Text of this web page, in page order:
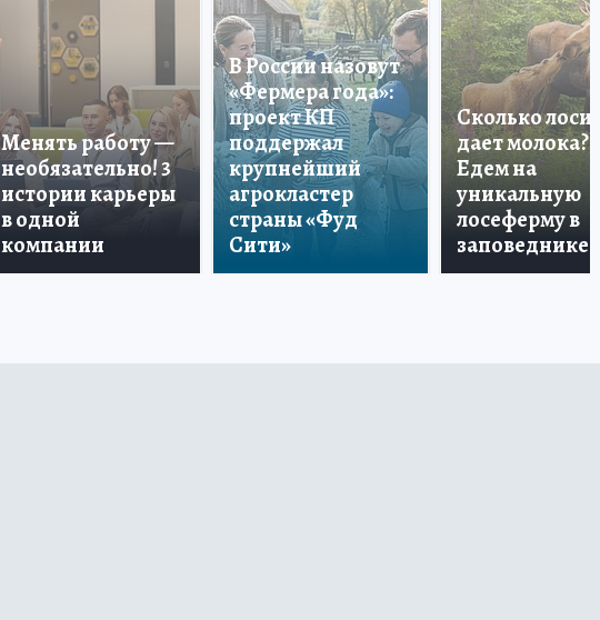
Менять работу —
необязательно! 3
истории карьеры
в одной
компании
В России назовут
«Фермера года»:
проект КП
поддержал
крупнейший
агрокластер
страны «Фуд
Сити»
Сколько лосиха
дает молока?
Едем на
уникальную
лосеферму в
заповеднике!